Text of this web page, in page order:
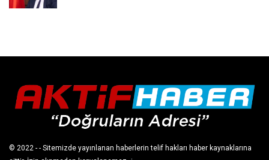
© 2022 - - Sitemizde yayınlanan haberlerin telif hakları haber kaynaklarına